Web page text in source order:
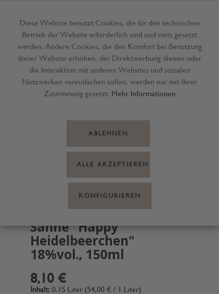
Menü
Likör Heidelbeer
Sahne "Happy
Heidelbeerchen"
18%vol., 150ml
8,10 €
Inhalt: 0.15 Liter (54,00 € / 1 Liter)
Diese Website benutzt Cookies, die für den technischen
Betrieb der Website erforderlich sind und stets gesetzt
werden. Andere Cookies, die den Komfort bei Benutzung
dieser Website erhöhen, der Direktwerbung dienen oder
die Interaktion mit anderen Websites und sozialen
Netzwerken vereinfachen sollen, werden nur mit Ihrer
Zustimmung gesetzt. Mehr Informationen
ABLEHNEN
ALLE AKZEPTIEREN
KONFIGURIEREN